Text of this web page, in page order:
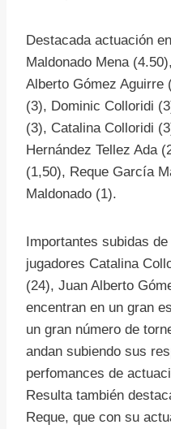
Destacada actuación
Maldonado Mena
Alberto Gómez Aguirre
(3), Dominic Colloridi
(3), Catalina Colloridi
Hernández Tellez Ada
(1,50), Reque García
Maldonado (1).
Importantes subidas
jugadores Catalina
(24), Juan Alberto
encentran en un gran
un gran número de
andan subiendo sus
perfomances de
Resulta también
Reque, que con su